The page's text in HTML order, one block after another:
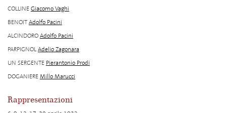
COLLINEGiacomo Vaghi
BENOITAdolfo Pacini
ALCINDOROAdolfo Pacini
PARPIGNOLAdelio Zagonara
UN SERGENTE Pierantonio Prodi
DOGANIEREMillo Marucci
Rappresentazioni